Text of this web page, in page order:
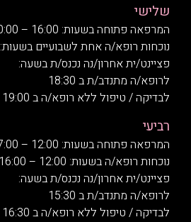
שלישי
המרפאה פתוחה בשעות: 16:00 – 20:00
נוכחות רופא/ה אחת לשבועיים בשעות: 17:00– 19:00
פציינט/ית אחרון/נה נכנס/ת בשעה:
לרופא/ה מתנדב/ת ב 18:30
לבדיקה / טיפול ללא רופא/ה ב 19:00
רביעי
המרפאה פתוחה בשעות: 12:00 – 17:00
נוכחות רופא/ה בשעות: 12:00 – 16:00
פציינט/ית אחרון/נה נכנס/ת בשעה:
לרופא/ה מתנדב/ת ב 15:30
לבדיקה / טיפול ללא רופא/ה ב 16:30